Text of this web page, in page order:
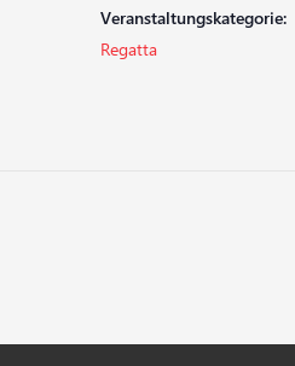
Veranstaltungskategorie:
Regatta